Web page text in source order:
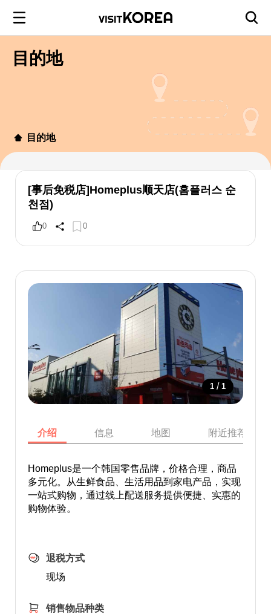
目的地
目的地
[事后免税店]Homeplus顺天店(홈플러스 순
천점)
0 0
1 / 1
介绍 信息 地图 附近推荐景点
Homeplus是一个韩国零售品牌，价格合理，商品
多元化。从生鲜食品、生活用品到家电产品，实现
一站式购物，通过线上配送服务提供便捷、实惠的
购物体验。
退税方式
现场
销售物品种类